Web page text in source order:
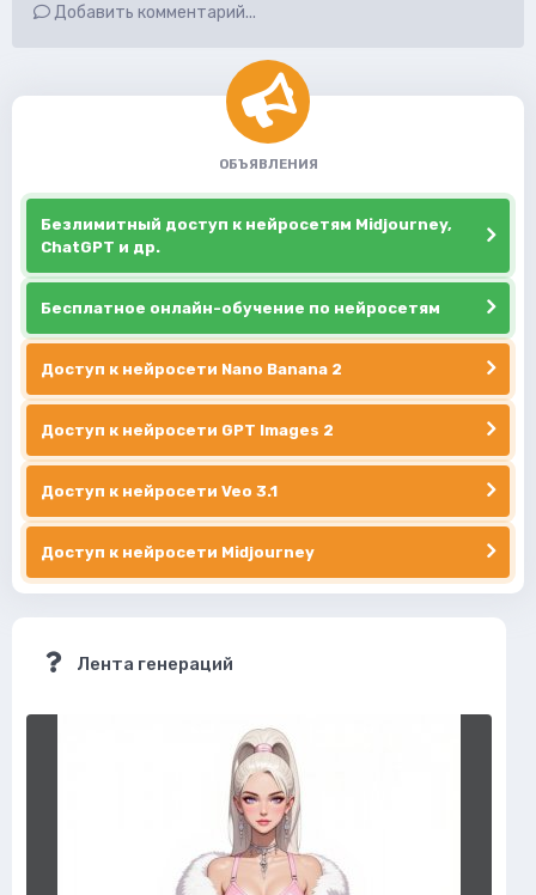
Добавить комментарий...
ОБЪЯВЛЕНИЯ
Безлимитный доступ к нейросетям Midjourney,
ChatGPT и др.
Бесплатное онлайн-обучение по нейросетям
Доступ к нейросети Nano Banana 2
Доступ к нейросети GPT Images 2
Доступ к нейросети Veo 3.1
Доступ к нейросети Midjourney
Лента генераций